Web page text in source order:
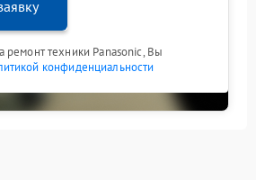
ремонт техники Panasonic, Вы
конфиденциальности